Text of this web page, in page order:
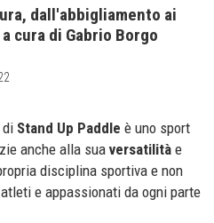
dall'abbigliamento ai
cura di Gabrio Borgo
di Stand Up Paddle è uno sport
anche alla sua versatilità e
disciplina sportiva e non
e appassionati da ogni parte